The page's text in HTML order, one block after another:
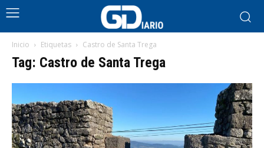
Inicio Etiquetas Castro de Santa Trega
Tag: Castro de Santa Trega